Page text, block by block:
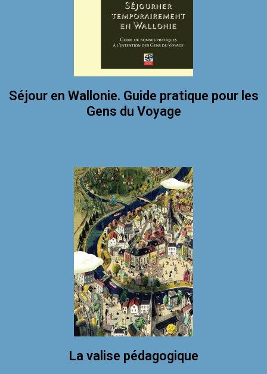
Séjour en Wallonie. Guide pratique pour les
Gens du Voyage
La valise pédagogique